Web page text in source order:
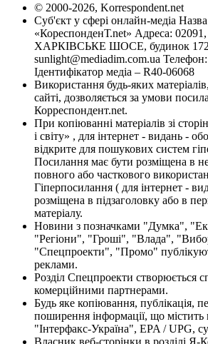
© 2000-2026, Korrespondent.net
Суб'єкт у сфері онлайн-медіа
«КореспонденТ.net» Адреса: 02091,
ХАРКІВСЬКЕ ШОСЕ, будинок 172-
sunlight@mediadim.com.ua
Ідентифікатор медіа – R40-06068
Використання будь-яких
сайті, дозволяється за умови
Корреспондент.net.
При копіюванні матеріалів зі
і світу» , для інтернет - видань -
відкрите для пошукових систем
Посилання має бути розміщена в
повного або часткового
Гіперпосилання ( для інтернет -
розміщена в підзаголовку або в
матеріалу.
Новини з позначками "Думка",
"Регіони", "Гроші", "Влада",
"Спецпроекти", "Промо"
реклами.
Розділ Спецпроекти створюється
комерційними партнерами.
Будь яке копіювання, публікація,
поширення інформації, що містить
"Інтерфакс-Україна", EPA / UPG,
Власник веб-сторінки в розділі Я-